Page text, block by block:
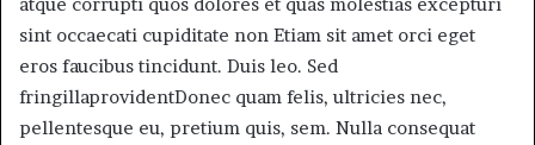
sint occaecati cupiditate non Etiam sit amet orci eget
eros faucibus tincidunt. Duis leo. Sed
fringillaprovidentDonec quam felis, ultricies nec,
pellentesque eu, pretium quis, sem. Nulla consequat